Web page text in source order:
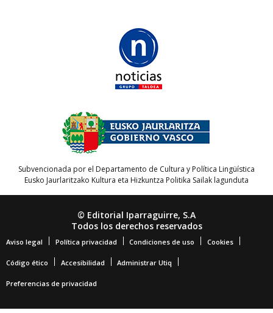
Subvencionada por el Departamento de Cultura y Política Lingüística
Eusko Jaurlaritzako Kultura eta Hizkuntza Politika Sailak lagunduta
© Editorial Iparraguirre, S.A
Todos los derechos reservados
Aviso legal Política privacidad Condiciones de uso Cookies
Código ético Accesibilidad Administrar Utiq
Preferencias de privacidad